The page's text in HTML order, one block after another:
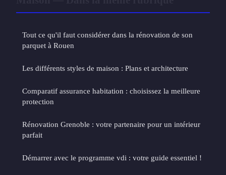
Tout ce qu'il faut considérer dans la rénovation de son
parquet à Rouen
Les différents styles de maison : Plans et architecture
Comparatif assurance habitation : choisissez la meilleure
protection
Rénovation Grenoble : votre partenaire pour un intérieur
parfait
Démarrer avec le programme vdi : votre guide essentiel !